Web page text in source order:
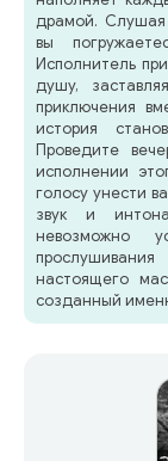
драмой. Слушая
вы
Исполнитель
душу,
приключения
история
Проведите
исполнении
голосу унести
звук и
невозможно
настоящего
созданный